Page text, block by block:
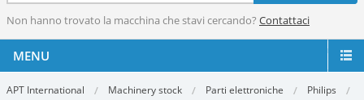
Non hanno trovato la macchina che stavi cercando? Contattaci
MENU
APT International Machinery stock Parti elettroniche
Philips